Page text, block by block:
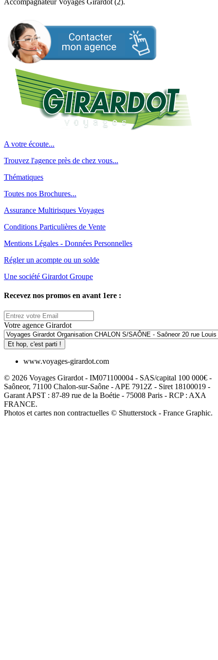
Accompagnateur Voyages Girardot (2).
A votre écoute...
Trouvez l'agence près de chez vous...
Thématiques
Toutes nos Brochures...
Assurance Multirisques Voyages
Conditions Particulières de Vente
Mentions Légales - Données Personnelles
Régler un acompte ou un solde
Une société Girardot Groupe
Recevez nos promos en avant 1ere :
Votre agence Girardot
Et hop, c'est parti !
www.voyages-girardot.com
© 2026 Voyages Girardot - IM071100004 - SAS/capital 100 000€ -
Saôneor, 71100 Chalon-sur-Saône - APE 7912Z - Siret 18100019 -
Garant APST : 87-89 rue de la Boétie - 75008 Paris - RCP : AXA
FRANCE.
Photos et cartes non contractuelles © Shutterstock - France Graphic.